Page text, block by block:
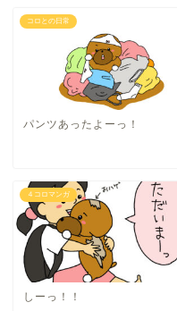
コロとの日常
パンツあったよーっ！
４コロマンガ
しーっ！！